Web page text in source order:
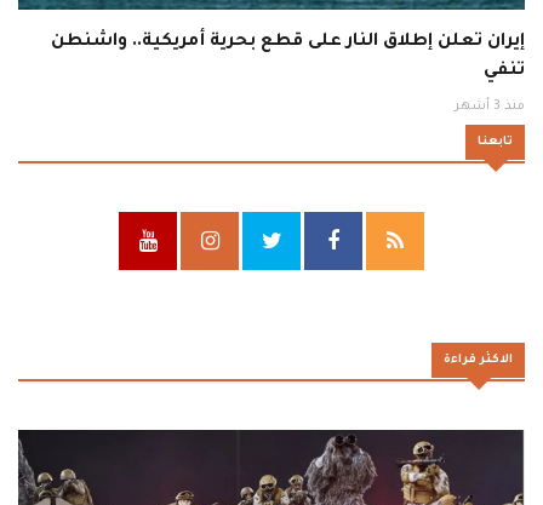
إيران تعلن إطلاق النار على قطع بحرية أمريكية.. واشنطن
تنفي
منذ 3 أشهر
تابعنا
الاكثر قراءة